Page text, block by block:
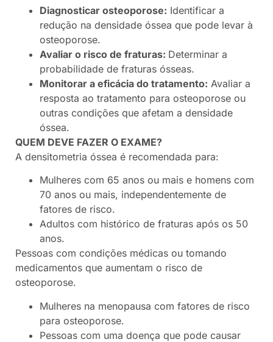
Diagnosticar osteoporose: Identificar a
redução na densidade óssea que pode levar à
osteoporose.
Avaliar o risco de fraturas: Determinar a
probabilidade de fraturas ósseas.
Monitorar a eficácia do tratamento: Avaliar a
resposta ao tratamento para osteoporose ou
outras condições que afetam a densidade
óssea.
QUEM DEVE FAZER O EXAME?
A densitometria óssea é recomendada para:
Mulheres com 65 anos ou mais e homens com
70 anos ou mais, independentemente de
fatores de risco.
Adultos com histórico de fraturas após os 50
anos.
Pessoas com condições médicas ou tomando
medicamentos que aumentam o risco de
osteoporose.
Mulheres na menopausa com fatores de risco
para osteoporose.
Pessoas com uma doença que pode causar